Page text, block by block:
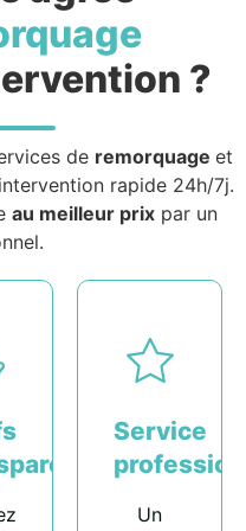
?
de remorquage et
rapide 24h/7j.
au meilleur prixpar un
Service
Un